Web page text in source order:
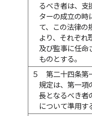
るべき者は、支
ターの成立の時
て、この法律の
より、それぞれ
及び監事に任命
ものとする。
５
第二十四条第
規定は、第一項
長となるべき者
について準用す